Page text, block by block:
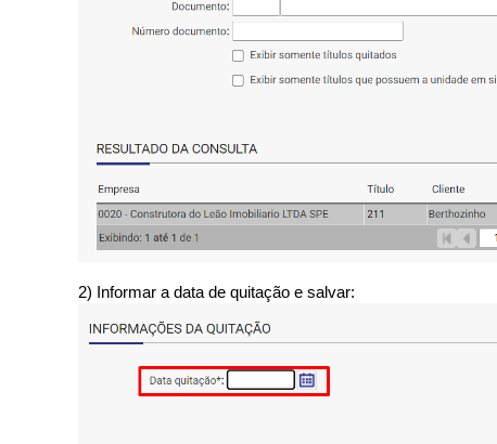
2) Informar a data de quitação e salvar: